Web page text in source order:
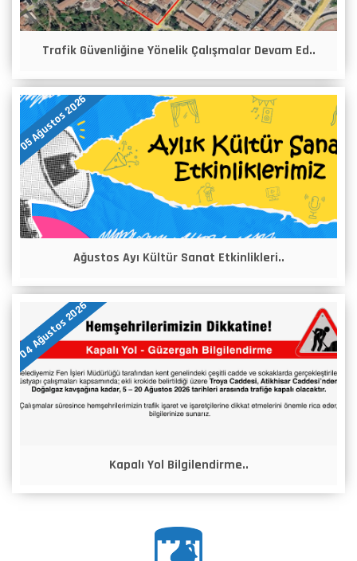
Trafik Güvenliğine Yönelik Çalışmalar Devam Ed..
05 Ağustos 2026
Ağustos Ayı Kültür Sanat Etkinlikleri..
04 Ağustos 2026
Kapalı Yol Bilgilendirme..